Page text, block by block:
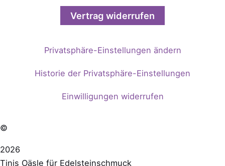
Vertrag widerrufen
Privatsphäre-Einstellungen ändern
Historie der Privatsphäre-Einstellungen
Einwilligungen widerrufen
©
2026
Tinis Oäsle für Edelsteinschmuck